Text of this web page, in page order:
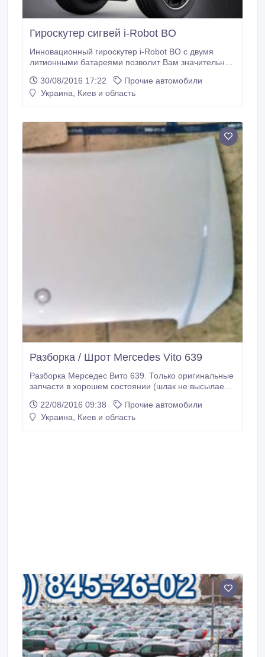
Гироскутер сигвей i-Robot BO
Инновационный гироскутер i-Robot BO с двумя
литионными батареями позволит Вам значительно
высокоточный электронный гироскоп существенно
увеличивает чувствительность кузова, что приводит
надежность, BO использует двойную Центральную
систему, которые чередуются друг с другом.
30/08/2016 17:22
Прочие автомобили
Украина, Киев и область
Разборка / Шрот Mercedes Vito 639
Разборка Мерседес Вито 639. Только оригинальные
запчасти в хорошем состоянии (шлак не высылаем).
з/ч; - Адекватные цены; - Все в наличии; - Отправка
товара в день заказа..
22/08/2016 09:38
Прочие автомобили
Украина, Киев и область